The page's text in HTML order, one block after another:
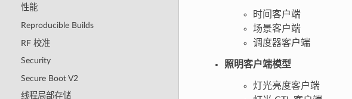
性能
Reproducible Builds
RF 校准
Security
Secure Boot V2
线程局部存储
时间客户端
场景客户端
调度器客户端
照明客户端模型
灯光亮度客户端